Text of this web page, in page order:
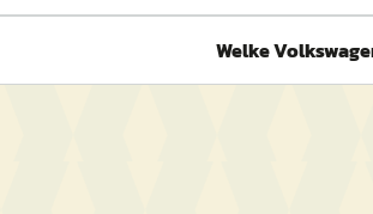
Welke